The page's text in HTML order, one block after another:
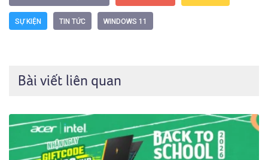
SỰ KIỆN TIN TỨC WINDOWS 11
Bài viết liên quan